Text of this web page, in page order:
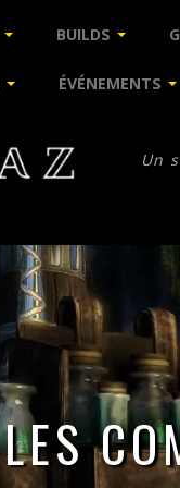
Un
BUILDS
ÉVÉNEMENTS
LES